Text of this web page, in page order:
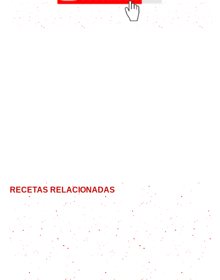
RECETAS RELACIONADAS
Todo sobre chuletas ahumadas y cómo preparar la
mejor receta
Cena de fin de año por #2Mangos!